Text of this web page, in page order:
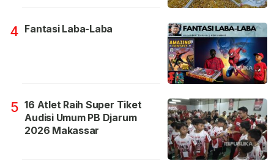
4 Fantasi Laba-Laba
5 16 Atlet Raih Super Tiket
Audisi Umum PB Djarum
2026 Makassar